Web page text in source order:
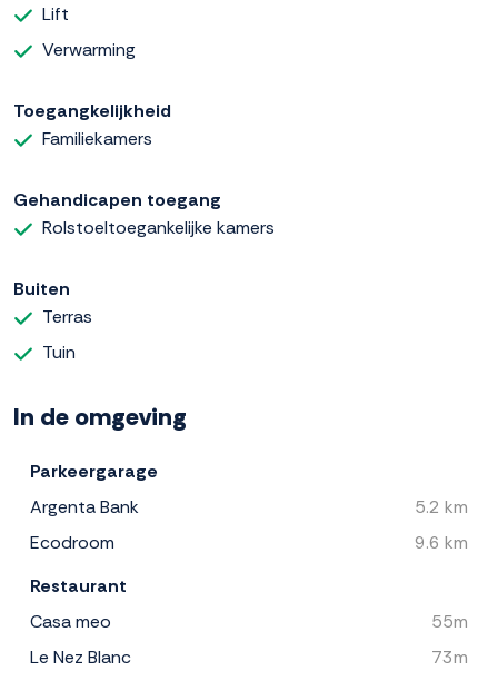
Lift
Verwarming
Toegangkelijkheid
Familiekamers
Gehandicapen toegang
Rolstoeltoegankelijke kamers
Buiten
Terras
Tuin
In de omgeving
Parkeergarage
Argenta Bank
5.2 km
Ecodroom
9.6 km
Restaurant
Casa meo
55m
Le Nez Blanc
73m